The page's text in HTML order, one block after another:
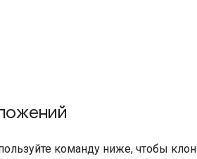
команду ниже, чтобы